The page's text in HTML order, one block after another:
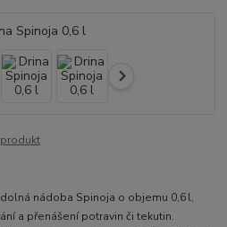
nádoba Spinoja o objemu 0,6 l,
a přenášení potravin či tekutin.